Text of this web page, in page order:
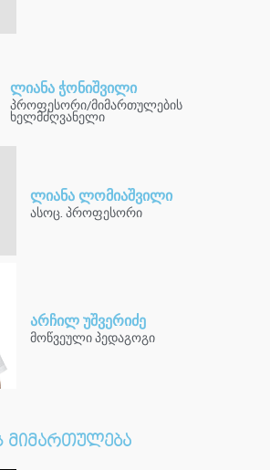
ლიანა ჭონიშვილი
პროფესორი/მიმართულების
ხელმძღვანელი
ლიანა ლომიაშვილი
ასოც. პროფესორი
არჩილ უშვერიძე
მოწვეული პედაგოგი
მიმართულება